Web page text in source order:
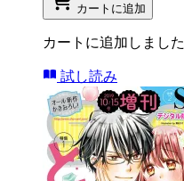
カートに追加
カートに追加しました
試し読み